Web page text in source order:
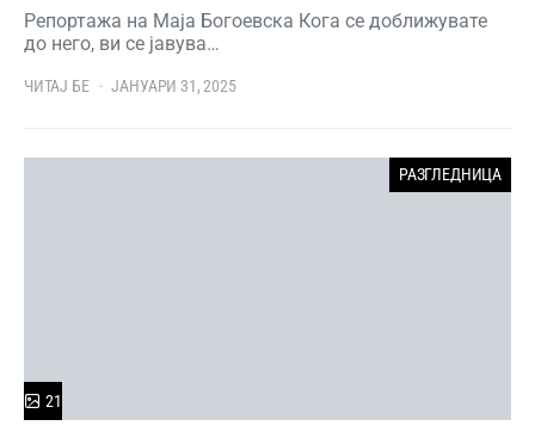
Репортажа на Маја Богоевска Кога се доближувате
до него, ви се јавува…
ЧИТАЈ БЕ ЈАНУАРИ 31, 2025
РАЗГЛЕДНИЦА
21